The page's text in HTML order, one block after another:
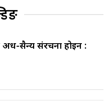
अर्ध-सैन्य संरचना होइन :